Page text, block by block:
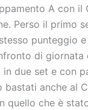
A con il
Perso il primo
punteggio
di giornata
due set e con
bastati anche al
quello che è